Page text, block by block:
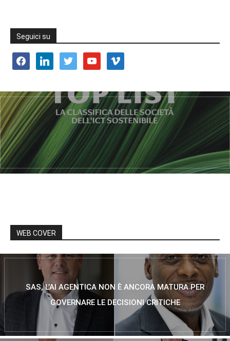
Seguici su
facebooklinkedin twitter youtube vimeo
WEB COVER
SAS, L’AI AGENTICA NON È ANCORA MATURA PER
GOVERNARE LE DECISIONI CRITICHE